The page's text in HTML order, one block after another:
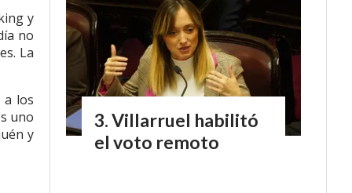
y
no
La
a los
uno
y
Villarruel habilitó
el voto remoto